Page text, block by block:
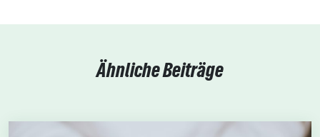
Ähnliche Beiträge